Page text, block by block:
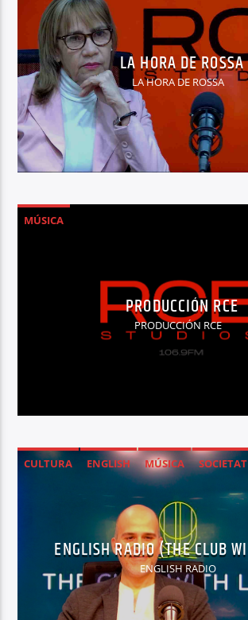
LA HORA DE ROSSA
LA HORA DE ROSSA
MÚSICA
PRODUCCIÓN RCE
PRODUCCIÓN RCE
CULTURA ENGLISH MÚSICA SOCIETAT
ENGLISH RADIO (THE CLUB WITH LUCAS
AVRAM )
ENGLISH RADIO